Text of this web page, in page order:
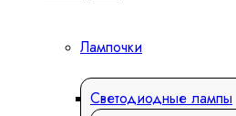
Лампочки
Светодиодные лампы